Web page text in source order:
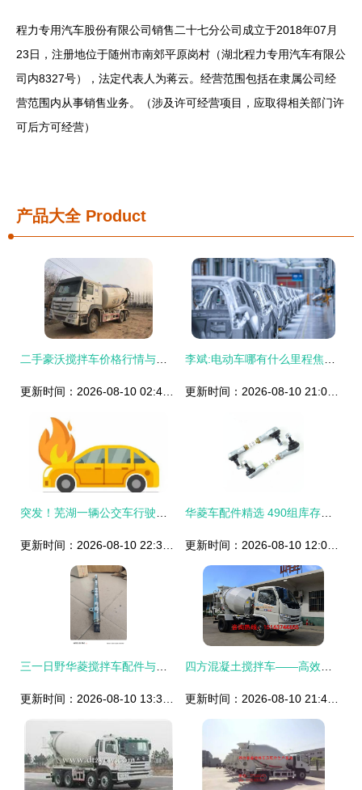
程力专用汽车股份有限公司销售二十七分公司成立于2018年07月
23日，注册地位于随州市南郊平原岗村（湖北程力专用汽车有限公
司内8327号），法定代表人为蒋云。经营范围包括在隶属公司经
营范围内从事销售业务。（涉及许可经营项目，应取得相关部门许
可后方可经营）
产品大全Product